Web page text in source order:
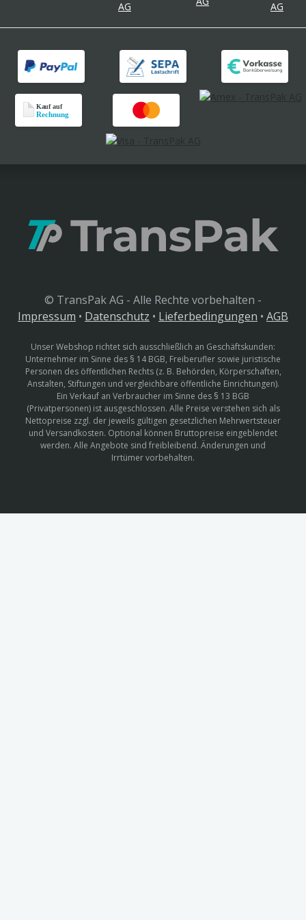
© TransPak AG - Alle Rechte vorbehalten -
Impressum • Datenschutz • Lieferbedingungen • AGB
Unser Webshop richtet sich ausschließlich an Geschäftskunden:
Unternehmer im Sinne des § 14 BGB, Freiberufler sowie juristische
Personen des öffentlichen Rechts (z. B. Behörden, Körperschaften,
Anstalten, Stiftungen und vergleichbare öffentliche Einrichtungen).
Ein Verkauf an Verbraucher im Sinne des § 13 BGB
(Privatpersonen) ist ausgeschlossen. Alle Preise verstehen sich als
Nettopreise zzgl. der jeweils gültigen gesetzlichen Mehrwertsteuer
und Versandkosten. Optional können Bruttopreise eingeblendet
werden. Alle Angebote sind freibleibend. Änderungen und
Irrtümer vorbehalten.